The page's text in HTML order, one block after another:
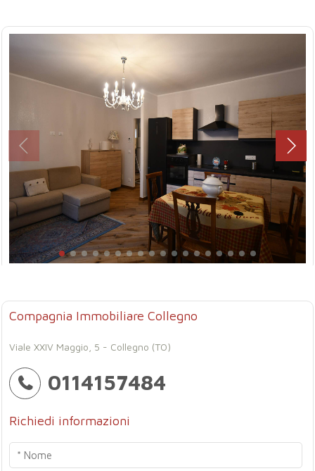
Compagnia Immobiliare Collegno
Viale XXIV Maggio, 5 - Collegno (TO)
0114157484
Richiedi informazioni